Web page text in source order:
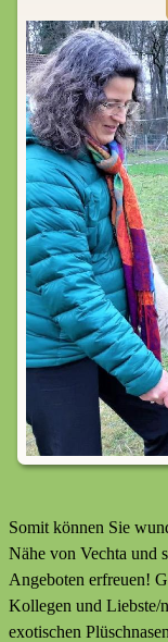
Somit können Sie
Nähe von Vechta und
Angeboten erfreuen!
Kollegen und Liebste/
exotischen